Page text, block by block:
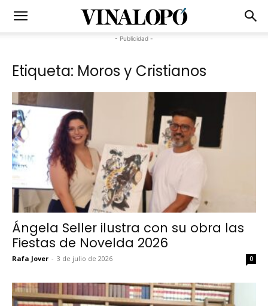
- Publicidad -
Etiqueta: Moros y Cristianos
Ángela Seller ilustra con su obra las
Fiestas de Novelda 2026
Rafa Jover - 3 de julio de 2026 0